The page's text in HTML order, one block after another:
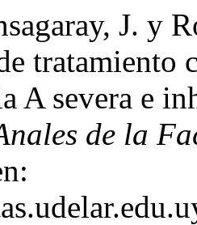
J. y
tratamiento
A severa e
de la